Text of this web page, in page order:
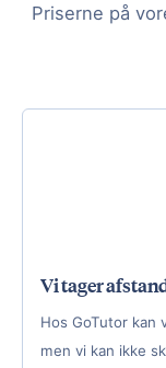
Priserne på
Vi tager
Hos GoTutor kan
men vi kan ikke